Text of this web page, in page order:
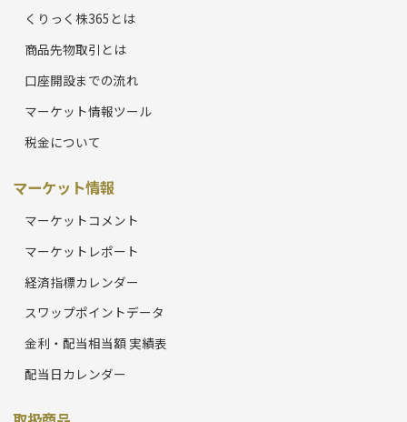
くりっく株365とは
商品先物取引とは
口座開設までの流れ
マーケット情報ツール
税金について
マーケット情報
マーケットコメント
マーケットレポート
経済指標カレンダー
スワップポイントデータ
金利・配当相当額 実績表
配当日カレンダー